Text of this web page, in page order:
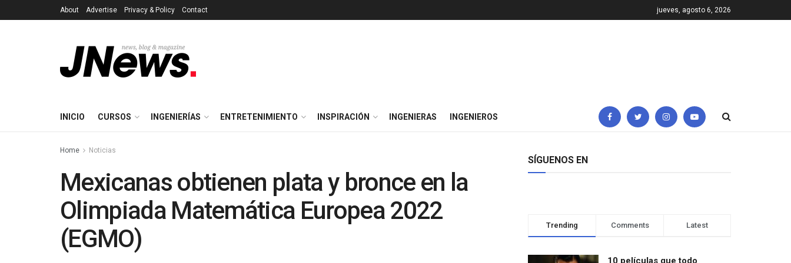
About Advertise Privacy & Policy Contact jueves, agosto 6, 2026
INICIO CURSOS INGENIERÍAS ENTRETENIMIENTO INSPIRACIÓN INGENIERAS INGENIEROS
Home Noticias
Mexicanas obtienen plata y bronce en la
Olimpiada Matemática Europea 2022
(EGMO)
SÍGUENOS EN
Trending Comments Latest
10 películas que todo